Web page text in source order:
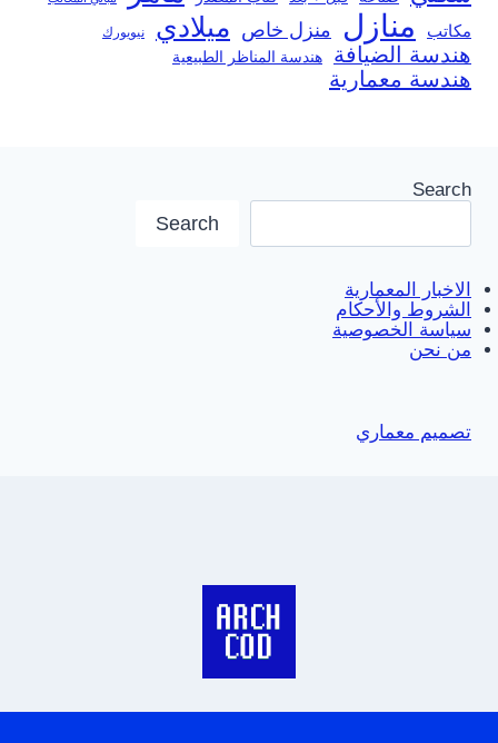
مكاتب منازل منزل خاص ميلادي نيويورك
هندسة الضيافة هندسة المناظر الطبيعية
هندسة معمارية
Search
Search
الاخبار المعمارية
الشروط والأحكام
سياسة الخصوصية
من نحن
تصميم معماري